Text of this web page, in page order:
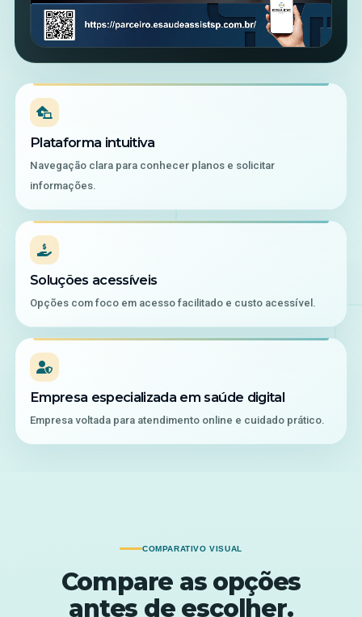
Plataforma intuitiva
Navegação clara para conhecer planos e solicitar
informações.
Soluções acessíveis
Opções com foco em acesso facilitado e custo acessível.
Empresa especializada em saúde digital
Empresa voltada para atendimento online e cuidado prático.
COMPARATIVO VISUAL
Compare as opções
antes de escolher.